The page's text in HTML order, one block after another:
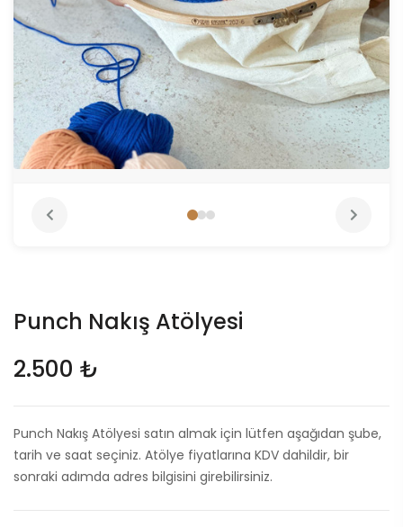
Punch Nakış Atölyesi
2.500 ₺
Punch Nakış Atölyesi satın almak için lütfen aşağıdan şube,
tarih ve saat seçiniz. Atölye fiyatlarına KDV dahildir, bir
sonraki adımda adres bilgisini girebilirsiniz.